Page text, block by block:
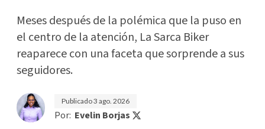
Meses después de la polémica que la puso en
el centro de la atención, La Sarca Biker
reaparece con una faceta que sorprende a sus
seguidores.
Publicado3 ago. 2026
Por: Evelin Borjas